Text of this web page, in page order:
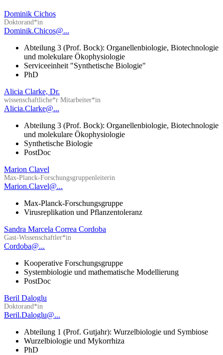
Dominik Cichos
Doktorand*in
Dominik.Chicos@...
Abteilung 3 (Prof. Bock): Organellenbiologie, Biotechnologie
und molekulare Ökophysiologie
Serviceeinheit "Synthetische Biologie"
PhD
Alicia Clarke, Dr.
wissenschaftliche*r Mitarbeiter*in
Alicia.Clarke@...
Abteilung 3 (Prof. Bock): Organellenbiologie, Biotechnologie
und molekulare Ökophysiologie
Synthetische Biologie
PostDoc
Marion Clavel
Max-Planck-Forschungsgruppenleiterin
Marion.Clavel@...
Max-Planck-Forschungsgruppe
Virusreplikation und Pflanzentoleranz
Sandra Marcela Correa Cordoba
Gast-Wissenschaftler*in
Cordoba@...
Kooperative Forschungsgruppe
Systembiologie und mathematische Modellierung
PostDoc
Beril Daloglu
Doktorand*in
Beril.Daloglu@...
Abteilung 1 (Prof. Gutjahr): Wurzelbiologie und Symbiose
Wurzelbiologie und Mykorrhiza
PhD